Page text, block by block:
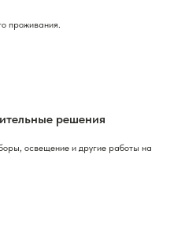
проживания.
решения
освещение и другие работы на